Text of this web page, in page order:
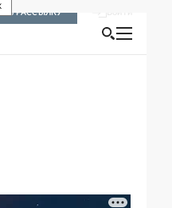
РАССЫЛКУ